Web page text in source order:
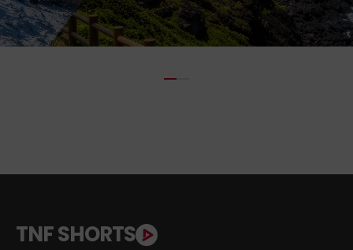
TNF SHORTS